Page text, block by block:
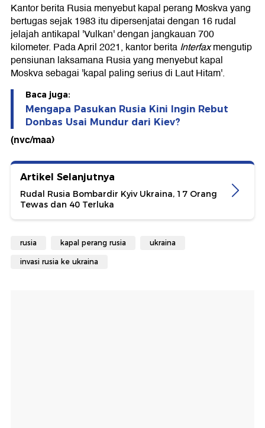
Kantor berita Rusia menyebut kapal perang Moskva yang
bertugas sejak 1983 itu dipersenjatai dengan 16 rudal
jelajah antikapal 'Vulkan' dengan jangkauan 700
kilometer. Pada April 2021, kantor beritaInterfaxmengutip
pensiunan laksamana Rusia yang menyebut kapal
Moskva sebagai 'kapal paling serius di Laut Hitam'.
Baca juga:
Mengapa Pasukan Rusia Kini Ingin Rebut
Donbas Usai Mundur dari Kiev?
(nvc/maa)
Artikel Selanjutnya
Rudal Rusia Bombardir Kyiv Ukraina, 17 Orang
Tewas dan 40 Terluka
rusia kapal perang rusia ukraina
invasi rusia ke ukraina